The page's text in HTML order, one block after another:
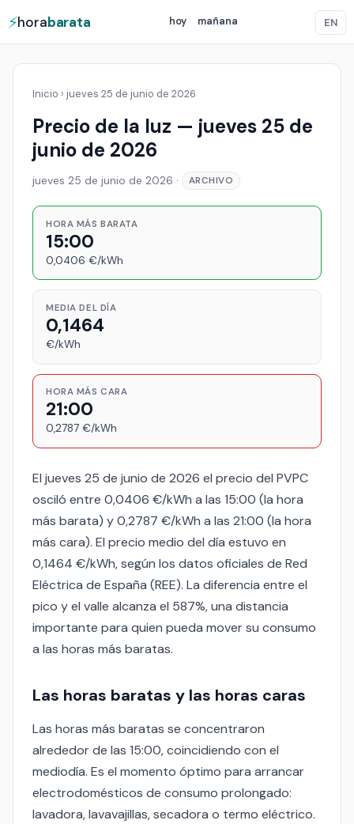
⚡horabarata hoy mañana EN
Inicio › jueves 25 de junio de 2026
Precio de la luz — jueves 25 de
junio de 2026
jueves 25 de junio de 2026 · ARCHIVO
HORA MÁS BARATA
15:00
0,0406 €/kWh
MEDIA DEL DÍA
0,1464
€/kWh
HORA MÁS CARA
21:00
0,2787 €/kWh
El jueves 25 de junio de 2026 el precio del PVPC
osciló entre 0,0406 €/kWh a las 15:00 (la hora
más barata) y 0,2787 €/kWh a las 21:00 (la hora
más cara). El precio medio del día estuvo en
0,1464 €/kWh, según los datos oficiales de Red
Eléctrica de España (REE). La diferencia entre el
pico y el valle alcanza el 587%, una distancia
importante para quien pueda mover su consumo
a las horas más baratas.
Las horas baratas y las horas caras
Las horas más baratas se concentraron
alrededor de las 15:00, coincidiendo con el
mediodía. Es el momento óptimo para arrancar
electrodomésticos de consumo prolongado:
lavadora, lavavajillas, secadora o termo eléctrico.